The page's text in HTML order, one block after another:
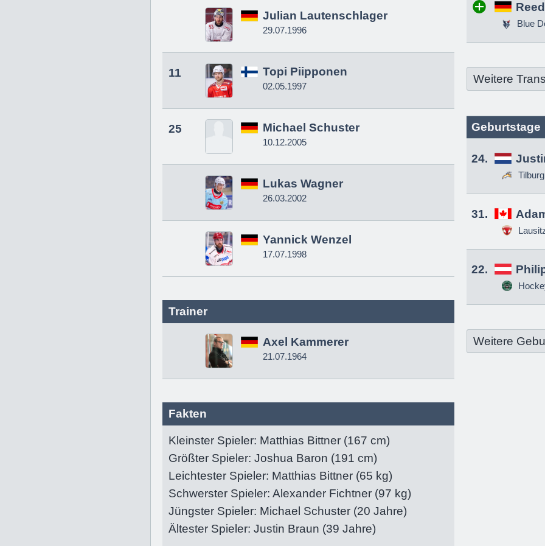
Julian Lautenschlager
29.07.1996
11 Topi Piipponen
02.05.1997
25 Michael Schuster
10.12.2005
Lukas Wagner
26.03.2002
Yannick Wenzel
17.07.1998
Trainer
Axel Kammerer
21.07.1964
Fakten
Kleinster Spieler: Matthias Bittner (167 cm)
Größter Spieler: Joshua Baron (191 cm)
Leichtester Spieler: Matthias Bittner (65 kg)
Schwerster Spieler: Alexander Fichtner (97 kg)
Jüngster Spieler: Michael Schuster (20 Jahre)
Ältester Spieler: Justin Braun (39 Jahre)
Blue
Weitere
Geburtstage
24.
31.
22.
Weitere